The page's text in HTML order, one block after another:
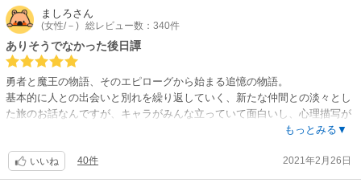
他の勇者などのパーティメンバーが年を取ってもエルフは10分の1程度の
感覚でしか年を取りません。
そんな感じで今まで気にしなかったエルフは長寿という特色を上手く生か
した、人とエルフの時間軸のズレ、感覚のズレを描いた物語です。
この作品、ジャンルはSFファンタジーで冒険もありますが、加えて私は
「ヒューマン」でもあると思います。
ちょっと面白いですよね、ジャンル「ヒューマン」で「エルフ」の話っ
あります。
なのに、台詞浮かぶし表情で感情わかるし凄い。想像も広がるし楽しい。
ましろさん
(女性/－) 総レビュー数：340件
ありそうでなかった後日譚
勇者と魔王の物語、そのエピローグから始まる追憶の物語。
基本的に人との出会いと別れを繰り返していく、新たな仲間との淡々とし
た旅のお話なんですが、キャラがみんな立っていて面白いし、心理描写が
でかつて勇者一行に助けられた人たちと話しながら、フリーレンは彼らと
の思い出を紡いでいきます。
もっとみる▼
いいね 40件 2021年2月26日